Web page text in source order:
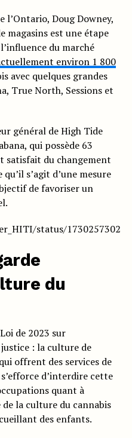
l’Ontario, Doug Downey,
magasins est une étape
du marché
environ 1 800
avec quelques grandes
True North, Sessions et
général de High Tide
qui possède 63
satisfait du changement
s’agit d’une mesure
de favoriser un
status/
du
de 2023 sur
: la culture de
offrent des services de
d’interdire cette
quant à
la culture du cannabis
des enfants.